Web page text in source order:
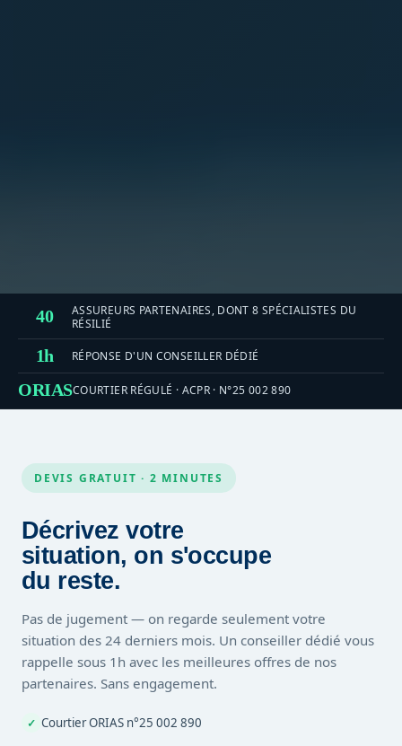
40
ASSUREURS PARTENAIRES, DONT 8 SPÉCIALISTES DU
RÉSILIÉ
1h RÉPONSE D'UN CONSEILLER DÉDIÉ
ORIASCOURTIER RÉGULÉ · ACPR · N°25 002 890
DEVIS GRATUIT · 2 MINUTES
Décrivez votre
situation, on s'occupe
du reste.
Pas de jugement — on regarde seulement votre
situation des 24 derniers mois. Un conseiller dédié vous
rappelle sous 1h avec les meilleures offres de nos
partenaires. Sans engagement.
✓ Courtier ORIAS n°25 002 890